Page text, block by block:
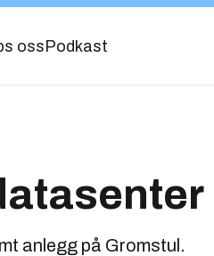
oss Podkast
anlegg på Gromstul.